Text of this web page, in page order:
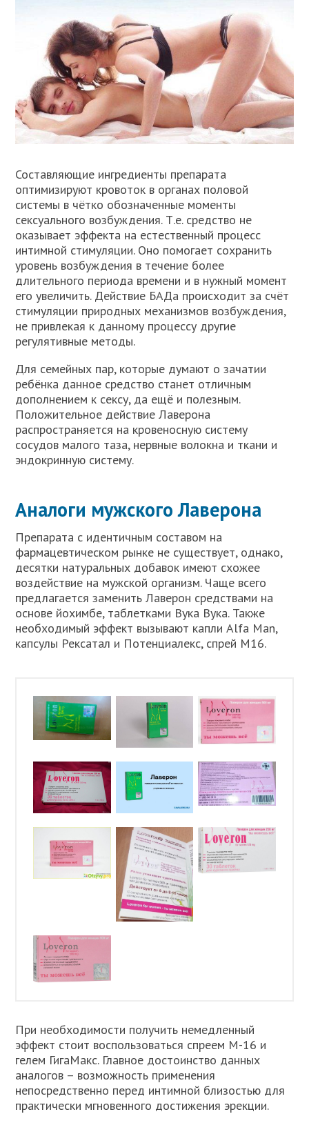
Составляющие ингредиенты препарата
оптимизируют кровоток в органах половой
системы в чётко обозначенные моменты
сексуального возбуждения. Т.е. средство не
оказывает эффекта на естественный процесс
интимной стимуляции. Оно помогает сохранить
уровень возбуждения в течение более
длительного периода времени и в нужный момент
его увеличить. Действие БАДа происходит за счёт
стимуляции природных механизмов возбуждения,
не привлекая к данному процессу другие
регулятивные методы.
Для семейных пар, которые думают о зачатии
ребёнка данное средство станет отличным
дополнением к сексу, да ещё и полезным.
Положительное действие Лаверона
распространяется на кровеносную систему
сосудов малого таза, нервные волокна и ткани и
эндокринную систему.
Аналоги мужского Лаверона
Препарата с идентичным составом на
фармацевтическом рынке не существует, однако,
десятки натуральных добавок имеют схожее
воздействие на мужской организм. Чаще всего
предлагается заменить Лаверон средствами на
основе йохимбе, таблетками Вука Вука. Также
необходимый эффект вызывают капли Alfa Man,
капсулы Рексатал и Потенциалекс, спрей М16.
При необходимости получить немедленный
эффект стоит воспользоваться спреем М-16 и
гелем ГигаМакс. Главное достоинство данных
аналогов – возможность применения
непосредственно перед интимной близостью для
практически мгновенного достижения эрекции.